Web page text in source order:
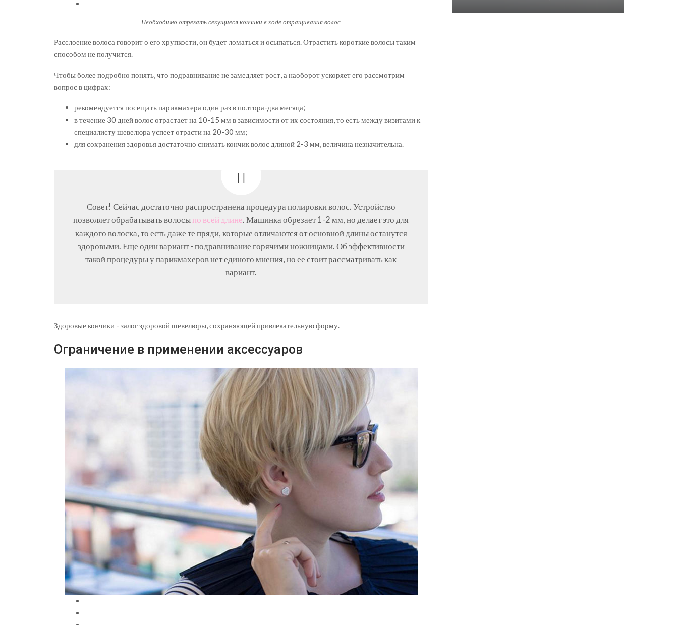
Необходимо отрезать секущиеся кончики в ходе отращивания волос
Расслоение волоса говорит о его хрупкости, он будет ломаться и осыпаться. Отрастить короткие волосы таким
способом не получится.
Чтобы более подробно понять, что подравнивание не замедляет рост, а наоборот ускоряет его рассмотрим
вопрос в цифрах:
рекомендуется посещать парикмахера один раз в полтора-два месяца;
в течение 30 дней волос отрастает на 10-15 мм в зависимости от их состояния, то есть между визитами к
специалисту шевелюра успеет отрасти на 20-30 мм;
для сохранения здоровья достаточно снимать кончик волос длиной 2-3 мм, величина незначительна.
Совет! Сейчас достаточно распространена процедура полировки волос. Устройство
позволяет обрабатывать волосы по всей длине. Машинка обрезает 1-2 мм, но делает это для
каждого волоска, то есть даже те пряди, которые отличаются от основной длины останутся
здоровыми. Еще один вариант - подравнивание горячими ножницами. Об эффективности
такой процедуры у парикмахеров нет единого мнения, но ее стоит рассматривать как
вариант.
Здоровые кончики - залог здоровой шевелюры, сохраняющей привлекательную форму.
Ограничение в применении аксессуаров